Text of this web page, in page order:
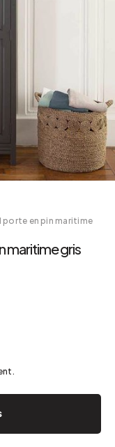
porte en pin maritime
maritime gris